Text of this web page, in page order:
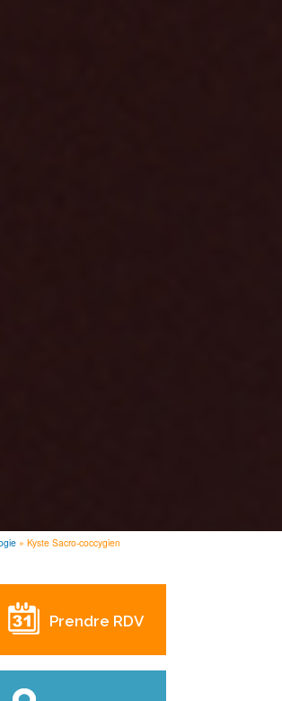
Kyste Sacro-coccygien
Prendre RDV